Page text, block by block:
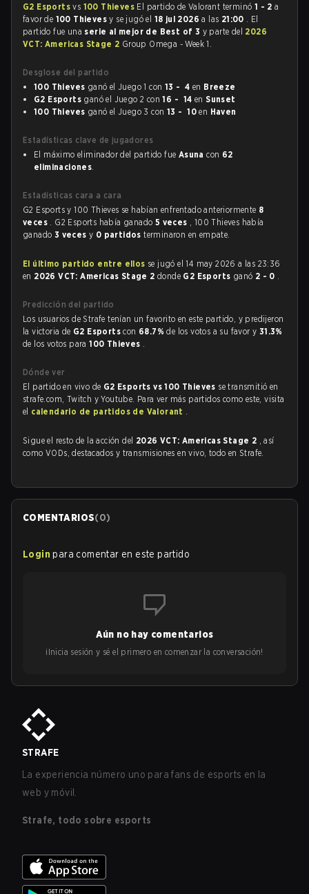
G2 Esportsvs 100 Thieves El partido de Valorant terminó 1 - 2 a
favor de 100 Thievesy se jugó el 18 jul 2026a las 21:00 . El
partido fue una serie al mejor de Best of 3 y parte del 2026
VCT: Americas Stage 2 Group Omega - Week 1.
Desglose del partido
100 Thieves ganó el Juego 1 con 13 - 4 en Breeze
G2 Esports ganó el Juego 2 con16 - 14 enSunset
100 Thieves ganó el Juego 3 con 13 - 10 en Haven
Estadísticas clave de jugadores
El máximo eliminador del partido fue Asuna con 62
eliminaciones.
Estadísticas cara a cara
G2 Esports y 100 Thieves se habían enfrentado anteriormente 8
veces . G2 Esports había ganado 5 veces , 100 Thieves había
ganado 3 vecesy 0 partidosterminaron en empate.
El último partido entre ellos se jugó el 14 may 2026 a las 23:36
en 2026 VCT: Americas Stage 2donde G2 Esports ganó 2 - 0 .
Predicción del partido
Los usuarios de Strafe tenían un favorito en este partido, y predijeron
la victoria de G2 Esportscon 68.7%de los votos a su favor y 31.3%
de los votos para100 Thieves .
Dónde ver
El partido en vivo de G2 Esports vs 100 Thieves se transmitió en
strafe.com, Twitch y Youtube. Para ver más partidos como este, visita
el calendario de partidos de Valorant .
Sigue el resto de la acción del 2026 VCT: Americas Stage 2 , así
como VODs, destacados y transmisiones en vivo, todo en Strafe.
COMENTARIOS(0)
Login para comentar en este partido
Aún no hay comentarios
¡Inicia sesión y sé el primero en comenzar la conversación!
STRAFE
La experiencia número uno para fans de esports en la
web y móvil.
Strafe, todo sobre esports